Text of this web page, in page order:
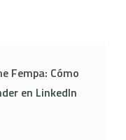
Fempa: Cómo
en LinkedIn